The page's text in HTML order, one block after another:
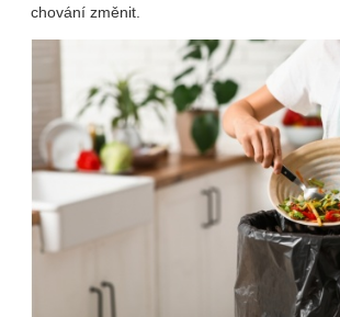
chování změnit.